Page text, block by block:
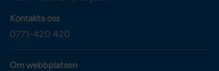
Kontakta oss
0771-420 420
Om webbplatsen